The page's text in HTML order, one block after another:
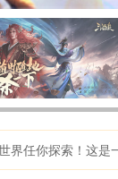
界任你探索！这是